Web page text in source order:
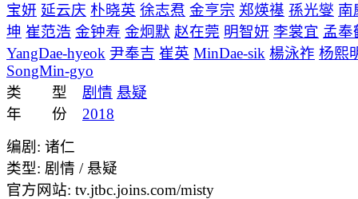
宝妍 延云庆 朴晓英 徐志焄 金亨宗 郑煐禥 孫光燮 南
坤 崔范浩 金钟寿 金炯默 赵在莞 明智妍 李裳宜 孟奉
YangDae-hyeok 尹奉吉 崔英 MinDae-sik 楊泳祚 杨熙
SongMin-gyo
类 型 剧情 悬疑
年 份 2018
编剧: 诸仁
类型: 剧情 / 悬疑
官方网站: tv.jtbc.joins.com/misty